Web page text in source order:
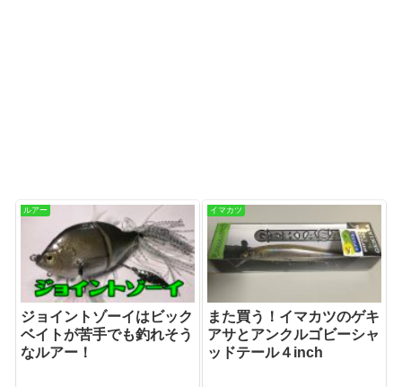
ルアー
ジョイントゾーイはビック
ベイトが苦手でも釣れそう
なルアー！
イマカツ
また買う！イマカツのゲキ
アサとアンクルゴビーシャ
ッドテール４inch